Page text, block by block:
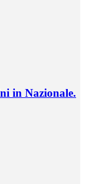
in Nazionale.